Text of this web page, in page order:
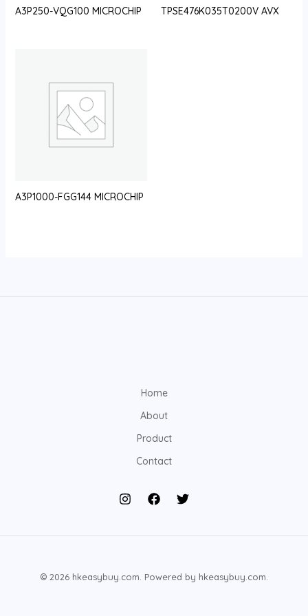
A3P250-VQG100 MICROCHIP TPSE476K035T0200V AVX
A3P1000-FGG144 MICROCHIP
Home
About
Product
Contact
© 2026 hkeasybuy.com. Powered by hkeasybuy.com.